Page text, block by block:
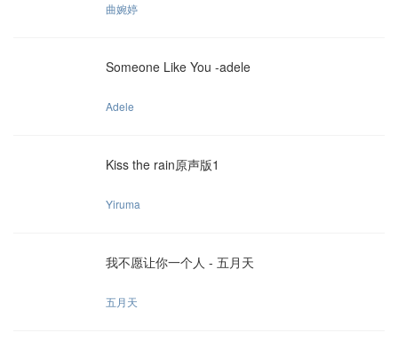
曲婉婷
Someone Like You -adele
Adele
Kiss the rain原声版1
Yiruma
我不愿让你一个人 - 五月天
五月天